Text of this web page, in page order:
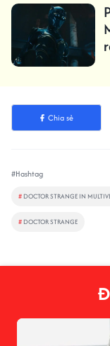
Chia sẻ
#Hashtag
# DOCTOR STRANGE IN
# DOCTOR STRANGE